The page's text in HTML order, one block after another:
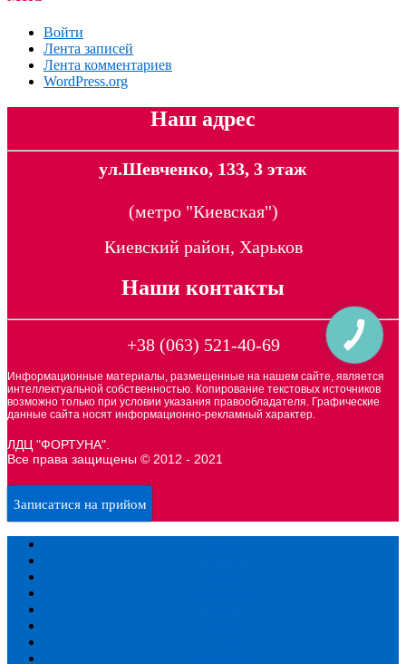
Войти
Лента записей
Лента комментариев
WordPress.org
Наш адрес
ул.Шевченко, 133, 3 этаж
(метро "Киевская")
Киевский район, Харьков
Наши контакты
+38 (063) 521-40-69
Информационные материалы, размещенные на нашем сайте, является
интеллектуальной собственностью. Копирование текстовых источников
возможно только при условии указания правообладателя. Графические
данные сайта носят информационно-рекламный характер.
ЛДЦ "ФОРТУНА".
Все права защищены © 2012 - 2021
Записатися на прийом